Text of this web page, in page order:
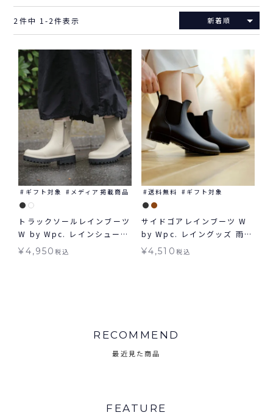
新着順
2 件中 1 -2件表示
ギフト対象 メディア掲載商品
トラックソールレインブーツ
W by Wpc. レインシューズ
ギフト対象
¥4,950税込
送料無料 ギフト対象
サイドゴアレインブーツ W
by Wpc. レイングッズ 雨靴
ギフト対象 送料無料
¥4,510 税込
RECOMMEND
最近見た商品
FEATURE